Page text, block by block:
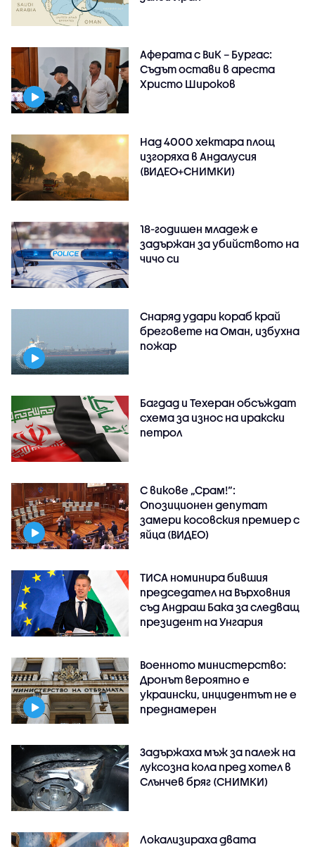
Аферата с ВиК – Бургас:
Съдът остави в ареста
Христо Широков
Над 4000 хектара площ
изгоряха в Андалусия
(ВИДЕО+СНИМКИ)
18-годишен младеж е
задържан за убийството на
чичо си
Снаряд удари кораб край
бреговете на Оман, избухна
пожар
Багдад и Техеран обсъждат
схема за износ на иракски
петрол
С викове „Срам!“:
Опозиционен депутат
замери косовския премиер с
яйца (ВИДЕО)
ТИСА номинира бившия
председател на Върховния
съд Андраш Бака за следващ
президент на Унгария
Военното министерство:
Дронът вероятно е
украински, инцидентът не е
преднамерен
Задържаха мъж за палеж на
луксозна кола пред хотел в
Слънчев бряг (СНИМКИ)
Локализираха двата